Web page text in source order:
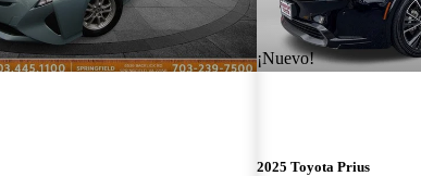
¡Nuevo!
2025 Toyota Prius